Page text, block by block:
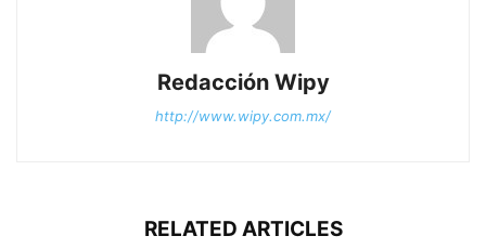
Redacción Wipy
http://www.wipy.com.mx/
RELATED ARTICLES